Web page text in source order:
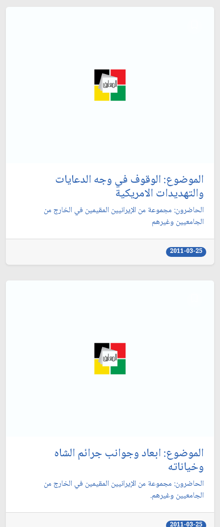
الموضوع: الوقوف في وجه الدعايات
والتهديدات الامريكية
الحاضرون: مجموعة من الإيرانيين المقيمين في الخارج من
الجامعيين وغيرهم‏
2011-03-25
الموضوع: ابعاد وجوانب جرائم الشاه
وخياناته‏
الحاضرون: مجموعة من الإيرانيين المقيمين في الخارج من
الجامعيين وغيرهم.